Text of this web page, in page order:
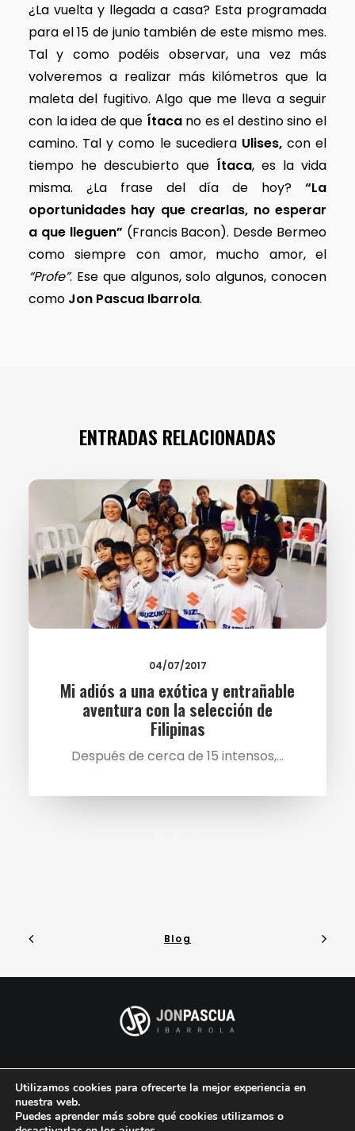
¿La vuelta y llegada a casa? Esta programada
para el 15 de junio también de este mismo mes.
Tal y como podéis observar, una vez más
volveremos a realizar más kilómetros que la
maleta del fugitivo. Algo que me lleva a seguir
con la idea de que Ítacano es el destino sino el
camino. Tal y como le sucedieraUlises,con el
tiempo he descubierto que Ítaca, es la vida
misma. ¿La frase del día de hoy? “La
oportunidades hay que crearlas, no esperar
a que lleguen” (Francis Bacon). Desde Bermeo
como siempre con amor, mucho amor, el
“Profe”. Ese que algunos, solo algunos, conocen
como Jon Pascua Ibarrola.
ENTRADAS RELACIONADAS
04/07/2017
Mi adiós a una exótica y entrañable
aventura con la selección de
Filipinas
Después de cerca de 15 intensos,…
Blog
Utilizamos cookies para ofrecerte la mejor experiencia en
nuestra web.
Puedes aprender más sobre qué cookies utilizamos o